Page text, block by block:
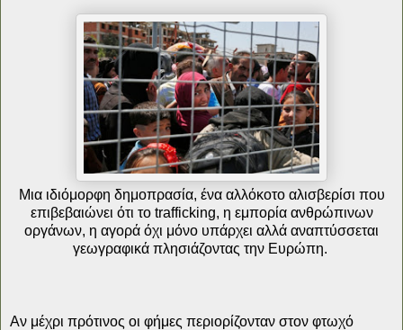
Μια ιδιόμορφη δημοπρασία, ένα αλλόκοτο αλισβερίσι που
επιβεβαιώνει ότι το trafficking, η εμπορία ανθρώπινων
οργάνων, η αγορά όχι μόνο υπάρχει αλλά αναπτύσσεται
γεωγραφικά πλησιάζοντας την Ευρώπη.
Αν μέχρι πρότινος οι φήμες περιορίζονταν στον φτωχό